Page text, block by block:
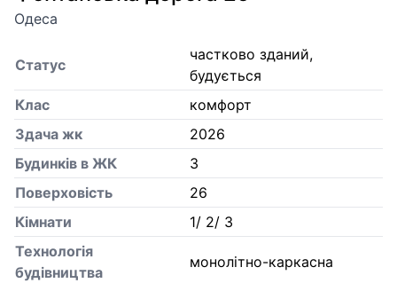
Одеса
Статус
частково зданий,
будується
Клас
комфорт
Здача жк
2026
Будинків в ЖК
3
Поверховість
26
Кiмнати
1/ 2/ 3
Технологія
будівництва
монолітно-каркасна